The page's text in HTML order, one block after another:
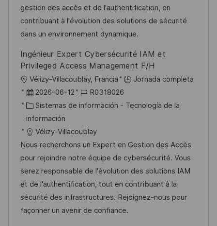
n p
u
b
i
c
n
l
e
o
r
í
a
gestion des accès et de l'authentification, en
contribuant à l'évolution des solutions de sécurité
dans un environnement dynamique.
Ingénieur Expert Cybersécurité IAM et
Privileged Access Management F/H
U
b
a
c
i
ó
n
Vélizy-Villacoublay, Francia
Jornada completa
F
e
c
h
a
d
e
p
u
b
2026-06-12
I
D
e
e
m
p
l
e
o
R0318026
C
a
t
e
g
o
r
í
a
Sistemas de información - Tecnología de la
información
Vélizy-Villacoublay
Nous recherchons un Expert en Gestion des Accès
pour rejoindre notre équipe de cybersécurité. Vous
serez responsable de l'évolution des solutions IAM
et de l'authentification, tout en contribuant à la
sécurité des infrastructures. Rejoignez-nous pour
façonner un avenir de confiance.